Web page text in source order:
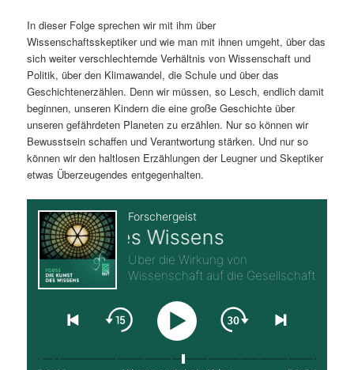
n
g
e
n
r
i
n
g
e
n
In dieser Folge sprechen wir mit ihm über
Wissenschaftsskeptiker und wie man mit ihnen umgeht, über das
sich weiter verschlechternde Verhältnis von Wissenschaft und
Politik, über den Klimawandel, die Schule und über das
Geschichtenerzählen. Denn wir müssen, so Lesch, endlich damit
beginnen, unseren Kindern die eine große Geschichte über
unseren gefährdeten Planeten zu erzählen. Nur so können wir
Bewusstsein schaffen und Verantwortung stärken. Und nur so
können wir den haltlosen Erzählungen der Leugner und Skeptiker
etwas Überzeugendes entgegenhalten.